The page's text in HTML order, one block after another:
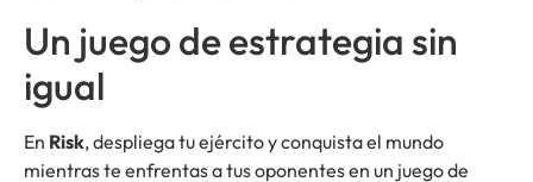
Un juego de estrategia sin
igual
En Risk, despliega tu ejército y conquista el mundo
mientras te enfrentas a tus oponentes en un juego de